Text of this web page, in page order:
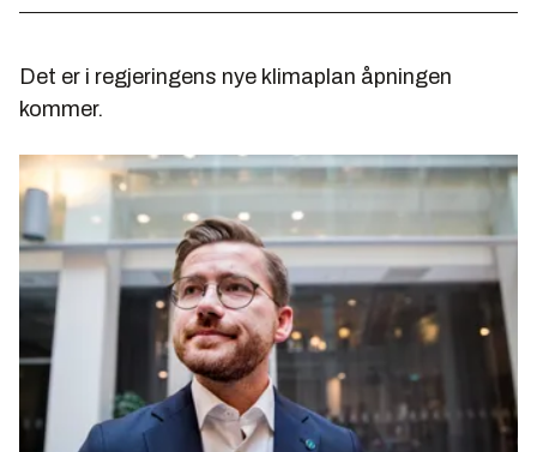
Det er i regjeringens nye klimaplan åpningen
kommer.